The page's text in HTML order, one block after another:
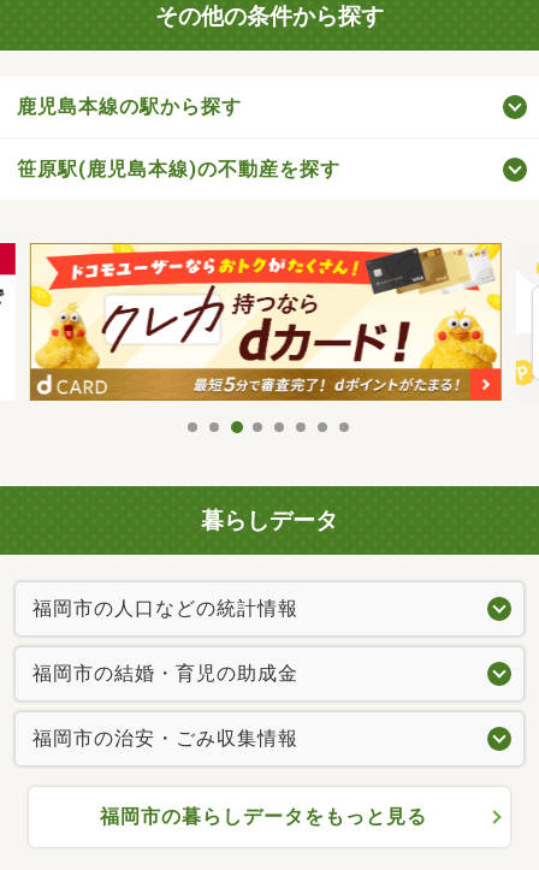
その他の条件から探す
鹿児島本線の駅から探す
笹原駅(鹿児島本線)の不動産を探す
暮らしデータ
福岡市の人口などの統計情報
福岡市の結婚・育児の助成金
福岡市の治安・ごみ収集情報
福岡市の暮らしデータをもっと見る